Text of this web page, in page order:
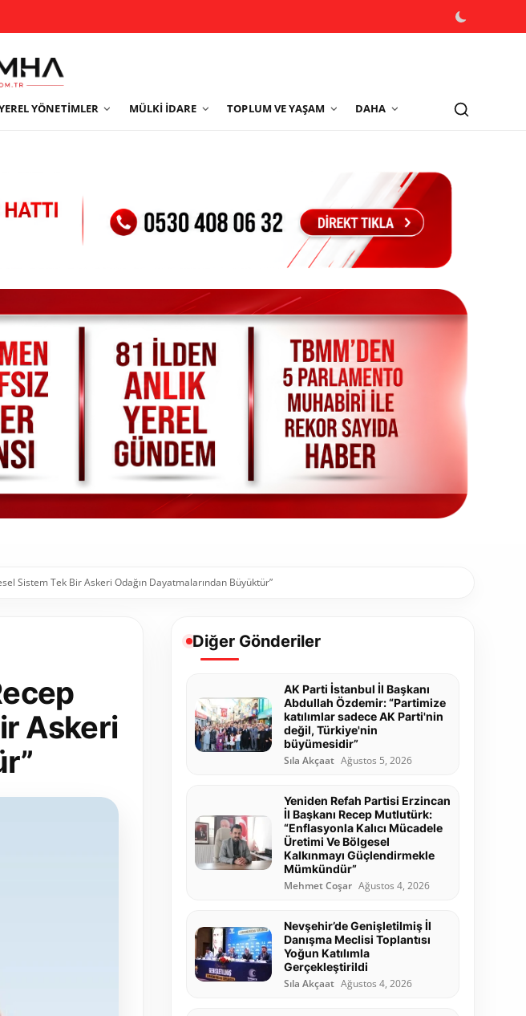
YÖNETIMLER MÜLKI İDARE TOPLUM VE YAŞAM DAHA
Sistem Tek Bir Askeri Odağın Dayatmalarından Büyüktür”
Askeri
Diğer Gönderiler
AK Parti İstanbul İl Başkanı
Abdullah Özdemir: “Partimize
katılımlar sadece AK Parti'nin
değil, Türkiye'nin
büyümesidir”
Sıla Akçaat Ağustos 5, 2026
Yeniden Refah Partisi Erzincan
İl Başkanı Recep Mutlutürk:
“Enflasyonla Kalıcı Mücadele
Üretimi Ve Bölgesel
Kalkınmayı Güçlendirmekle
Mümkündür”
Mehmet Coşar Ağustos 4, 2026
Nevşehir’de Genişletilmiş İl
Danışma Meclisi Toplantısı
Yoğun Katılımla
Gerçekleştirildi
Sıla Akçaat Ağustos 4, 2026